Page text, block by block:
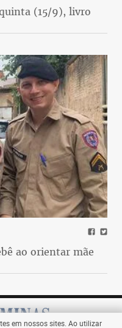
(15/9), livro
ao orientar mãe
em nossos sites. Ao utilizar